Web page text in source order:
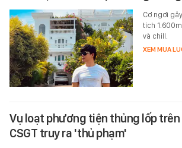
Cơ ngơi
tích
và chill.
XEM MUA
Vụ loạt phương tiện thủng lốp trên
CSGT truy ra 'thủ phạm'